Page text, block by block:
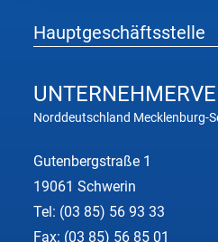
Hauptgeschäftsstelle
UNTERNEHMER
Norddeutschland Mecklenburg-
Gutenbergstraße 1
19061 Schwerin
Tel: (03 85) 56 93 33
Fax: (03 85) 56 85 01